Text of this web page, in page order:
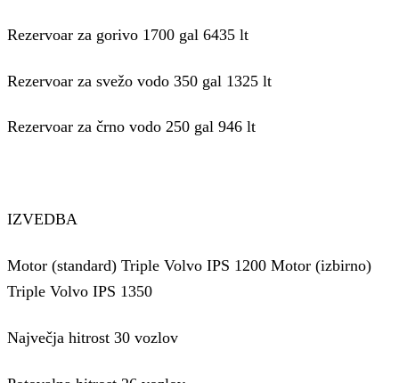
Rezervoar za gorivo 1700 gal 6435 lt
Rezervoar za svežo vodo 350 gal 1325 lt
Rezervoar za črno vodo 250 gal 946 lt
IZVEDBA
Motor (standard) Triple Volvo IPS 1200 Motor (izbirno)
Triple Volvo IPS 1350
Največja hitrost 30 vozlov